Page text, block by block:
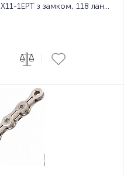
Ланцюг велосипедний KMC X11-1EPT з замком, 118 ланок